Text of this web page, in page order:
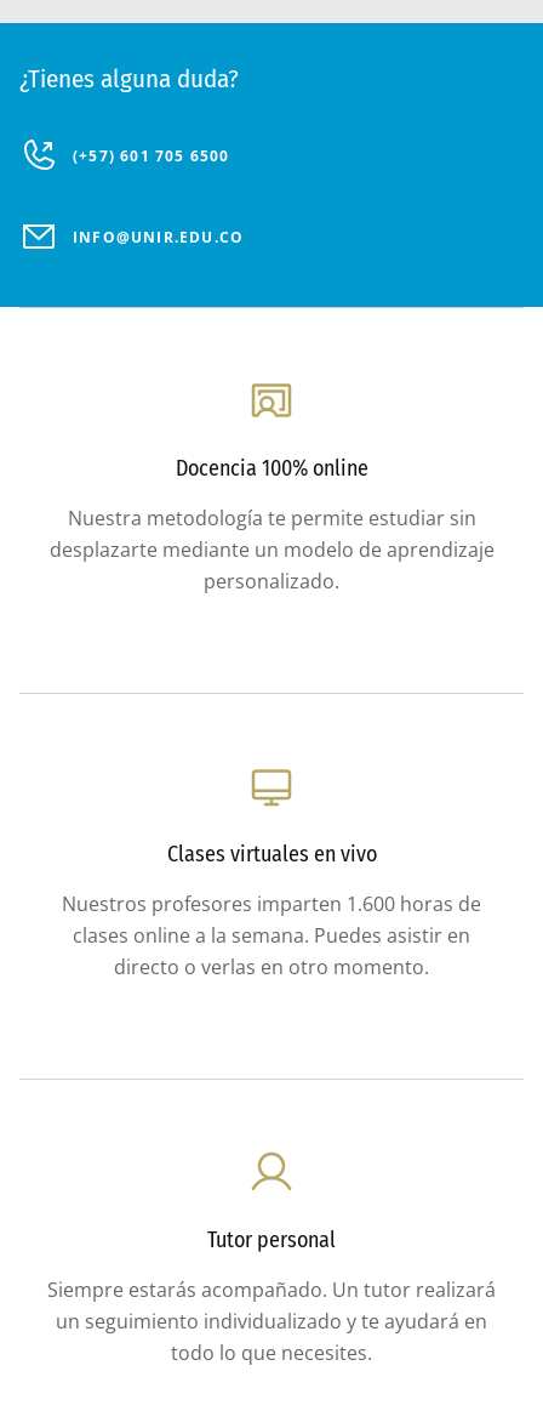
¿Tienes alguna duda?
(+57) 601 705 6500
INFO@UNIR.EDU.CO
Docencia 100% online
Nuestra metodología te permite estudiar sin
desplazarte mediante un modelo de aprendizaje
personalizado.
Clases virtuales en vivo
Nuestros profesores imparten 1.600 horas de
clases online a la semana. Puedes asistir en
directo o verlas en otro momento.
Tutor personal
Siempre estarás acompañado. Un tutor realizará
un seguimiento individualizado y te ayudará en
todo lo que necesites.